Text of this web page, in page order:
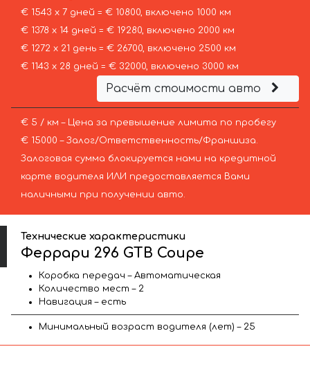
€ 1543 х 7 дней = € 10800, включено 1000 км
€ 1378 х 14 дней = € 19280, включено 2000 км
€ 1272 х 21 день = € 26700, включено 2500 км
€ 1143 х 28 дней = € 32000, включено 3000 км
Расчёт стоимости авто
€ 5 / км – Цена за превышение лимита по пробегу
€ 15000 – Залог/Ответственность/Франшиза.
Залоговая сумма блокируется нами на кредитной
карте водителя ИЛИ предоставляется Вами
наличными при получении авто.
Технические характеристики
Феррари 296 GTB Coupe
Коробка передач – Автоматическая
Количество мест – 2
Навигация – есть
Минимальный возраст водителя (лет) – 25